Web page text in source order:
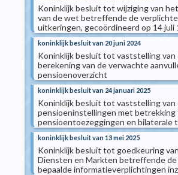
Koninklijk besluit tot wijziging van
van de wet betreffende de
uitkeringen, gecoördineerd op 14 juli
koninklijk besluit van 20 juni 2024
Koninklijk besluit tot vaststelling
berekening van de verwachte
pensioenoverzicht
koninklijk besluit van 24 januari 2025
Koninklijk besluit tot vaststelling
pensioeninstellingen met
pensioentoezeggingen en bilaterale
koninklijk besluit van 13 mei 2025
Koninklijk besluit tot goedkeuring
Diensten en Markten betreffende
bepaalde informatieverplichtingen